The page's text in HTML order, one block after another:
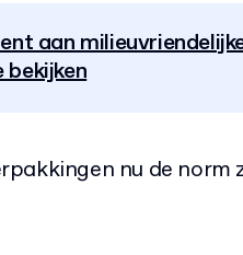
aan
bekijken
nu de norm